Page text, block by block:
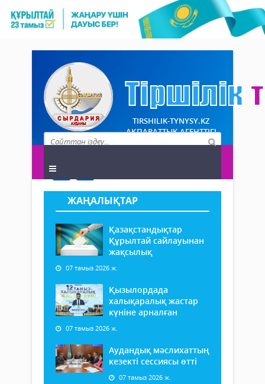
TIRSHILIK-TYNYSY.KZ
АҚПАРАТТЫҚ АГЕНТТІГІ
ЖАҢАЛЫҚТАР
Қазақстандықтар
Құрылтай сайлауынан
жақсылық
07 тамыз 2026 ж.
Қызылордада
халықаралық жастар
күніне арналған
07 тамыз 2026 ж.
Аудандық мәслихаттың
кезекті сессиясы өтті
07 тамыз 2026 ж.